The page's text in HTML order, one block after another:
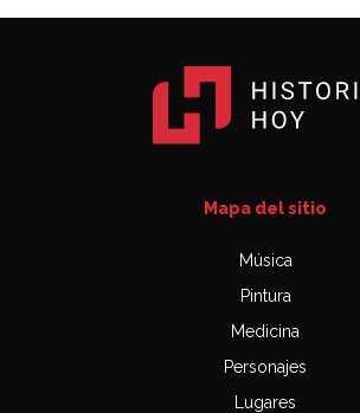
Mapa del sitio
Música
Pintura
Medicina
Personajes
Lugares